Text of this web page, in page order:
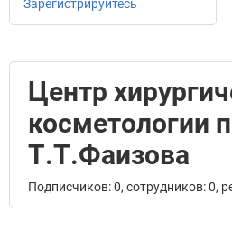
Зарегистрируйтесь
Центр
косметологии
Т.Т.Фаизова
Подписчиков: 0, сотрудников: 0,